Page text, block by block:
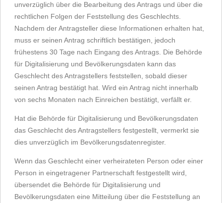
unverzüglich über die Bearbeitung des Antrags und über die
rechtlichen Folgen der Feststellung des Geschlechts.
Nachdem der Antragsteller diese Informationen erhalten hat,
muss er seinen Antrag schriftlich bestätigen, jedoch
frühestens 30 Tage nach Eingang des Antrags. Die Behörde
für Digitalisierung und Bevölkerungsdaten kann das
Geschlecht des Antragstellers feststellen, sobald dieser
seinen Antrag bestätigt hat. Wird ein Antrag nicht innerhalb
von sechs Monaten nach Einreichen bestätigt, verfällt er.
Hat die Behörde für Digitalisierung und Bevölkerungsdaten
das Geschlecht des Antragstellers festgestellt, vermerkt sie
dies unverzüglich im Bevölkerungsdatenregister.
Wenn das Geschlecht einer verheirateten Person oder einer
Person in eingetragener Partnerschaft festgestellt wird,
übersendet die Behörde für Digitalisierung und
Bevölkerungsdaten eine Mitteilung über die Feststellung an